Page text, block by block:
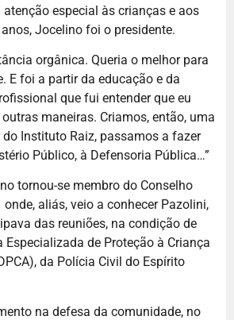
especial às crianças e aos
Jocelino foi o presidente.
orgânica. Queria o melhor para
E foi a partir da educação e da
que fui entender que eu
maneiras. Criamos, então, uma
Instituto Raiz, passamos a fazer
Público, à Defensoria Pública…”
tornou-se membro do Conselho
aliás, veio a conhecer Pazolini,
das reuniões, na condição de
de Proteção à Criança
da Polícia Civil do Espírito
na defesa da comunidade, no